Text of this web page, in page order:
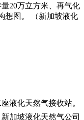
20万立方米、再气化
想图。 （新加坡液化
液化天然气接收站。
加坡液化天然气公司